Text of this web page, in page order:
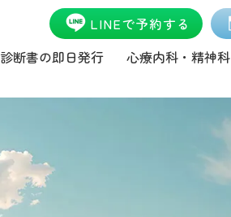
LINEで予約する
診断書の即日発行 心療内科・精神科